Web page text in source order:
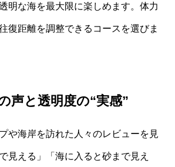
明な海を最大限に楽しめます。体力
復距離を調整できるコースを選びま
声と透明度の“実感”
や海岸を訪れた人々のレビューを見
見える」「海に入ると砂まで見え